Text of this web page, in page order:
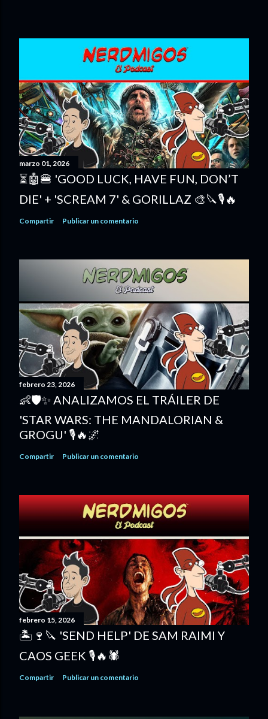
marzo 01, 2026
⏳🤖🍔 'GOOD LUCK, HAVE FUN, DON’T
DIE' + 'SCREAM 7' & GORILLAZ 🎨🔪🎙️🔥
Compartir Publicar un comentario
febrero 23, 2026
👶🛡️✨ ANALIZAMOS EL TRÁILER DE
'STAR WARS: THE MANDALORIAN &
GROGU' 🎙️🔥🌌
Compartir Publicar un comentario
febrero 15, 2026
🏝️🍷🔪 'SEND HELP' DE SAM RAIMI Y
CAOS GEEK 🎙️🔥🕷️
Compartir Publicar un comentario